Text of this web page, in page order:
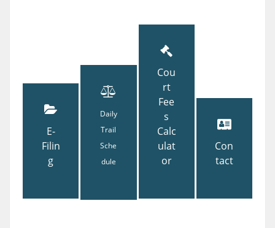
E-
Filin
g
Daily
Trail
Sche
dule
Cou
rt
Fee
s
Calc
ulat
or
Con
tact